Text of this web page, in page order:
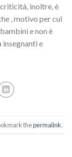
criticità, inoltre, è
, motivo per cui
e non è
e
thepermalink.